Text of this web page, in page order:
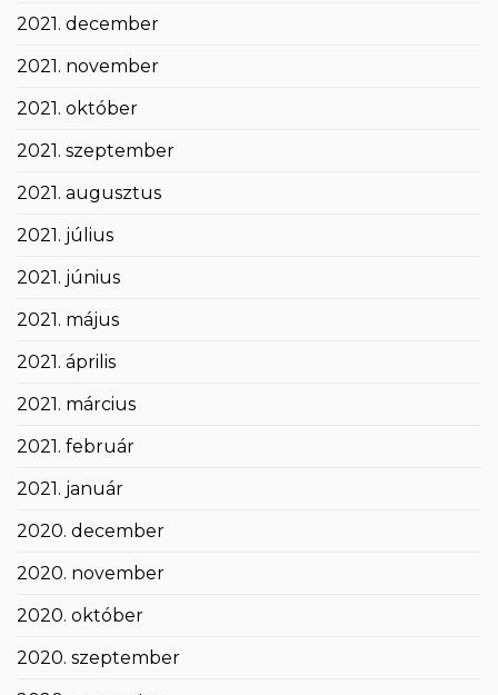
2021. december
2021. november
2021. október
2021. szeptember
2021. augusztus
2021. július
2021. június
2021. május
2021. április
2021. március
2021. február
2021. január
2020. december
2020. november
2020. október
2020. szeptember